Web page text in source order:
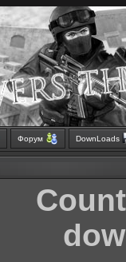
Форум DownLoads